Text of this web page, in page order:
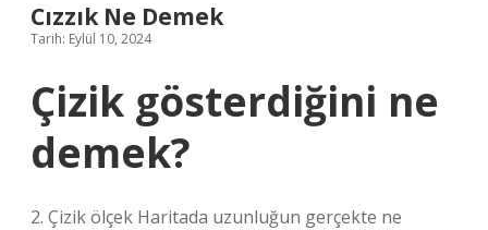
Cızzık Ne Demek
Tarih: Eylül 10, 2024
Çizik gösterdiğini ne
demek?
2. Çizik ölçek Haritada uzunluğun gerçekte ne